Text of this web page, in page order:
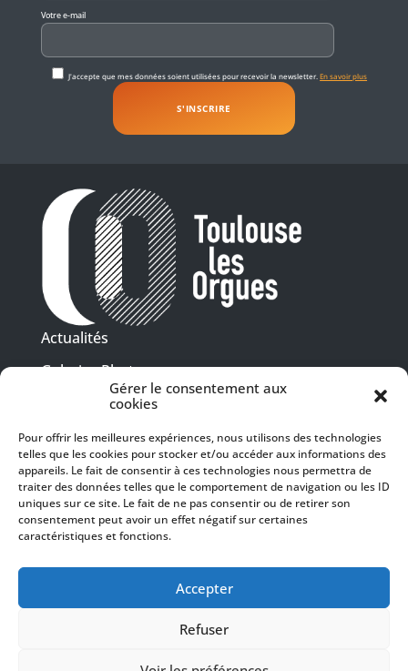
Gérer le consentement aux
cookies
Pour offrir les meilleures expériences, nous utilisons des technologies
telles que les cookies pour stocker et/ou accéder aux informations des
appareils. Le fait de consentir à ces technologies nous permettra de
traiter des données telles que le comportement de navigation ou les ID
uniques sur ce site. Le fait de ne pas consentir ou de retirer son
consentement peut avoir un effet négatif sur certaines
caractéristiques et fonctions.
Accepter
Refuser
Votre e-mail
J'accepte que mes données soient utilisées pour recevoir la newsletter.En savoir plus
Actualités
Galeries Photos
Vidéothèque
Presse
Programme PDF
Billetterie
Recrutement
Mentions légales
SUIVEZ-NOUS